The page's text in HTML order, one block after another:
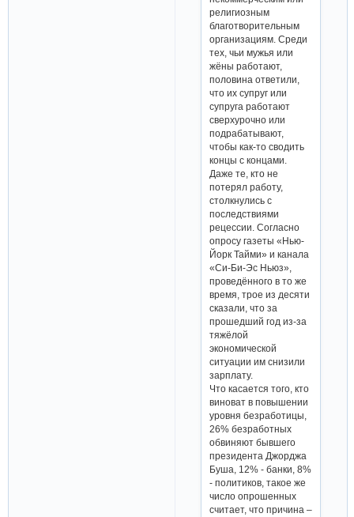
религиозным
благотворительным
организациям. Среди
тех, чьи мужья или
жёны работают,
половина ответили,
что их супруг или
супруга работают
сверхурочно или
подрабатывают,
чтобы как-то сводить
концы с концами.
Даже те, кто не
потерял работу,
столкнулись с
последствиями
рецессии. Согласно
опросу газеты «Нью-
Йорк Тайми» и канала
«Си-Би-Эс Ньюз»,
проведённого в то же
время, трое из десяти
сказали, что за
прошедший год из-за
тяжёлой
экономической
ситуации им снизили
зарплату.
Что касается того, кто
виноват в повышении
уровня безработицы,
26% безработных
обвиняют бывшего
президента Джорджа
Буша, 12% - банки, 8%
- политиков, такое же
число опрошенных
считает, что причина –